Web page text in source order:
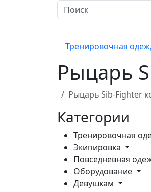
Тренировочная
Рыцарь
Рыцарь Sib-Fighter
Категории
Тренировочная
Экипировка
Повседневная
Оборудование
Девушкам